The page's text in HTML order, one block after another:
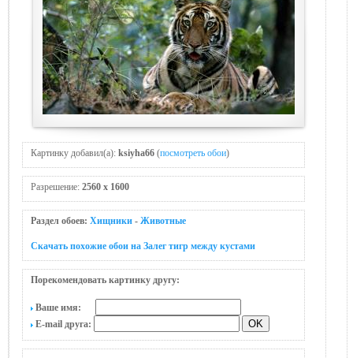
Картинку добавил(а): ksiyha66 (посмотреть обои)
Разрешение: 2560 x 1600
Раздел обоев: Хищники - Животные
Скачать похожие обои на Залег тигр между кyстами
Порекомендовать картинку другу:
Ваше имя:
E-mail друга: